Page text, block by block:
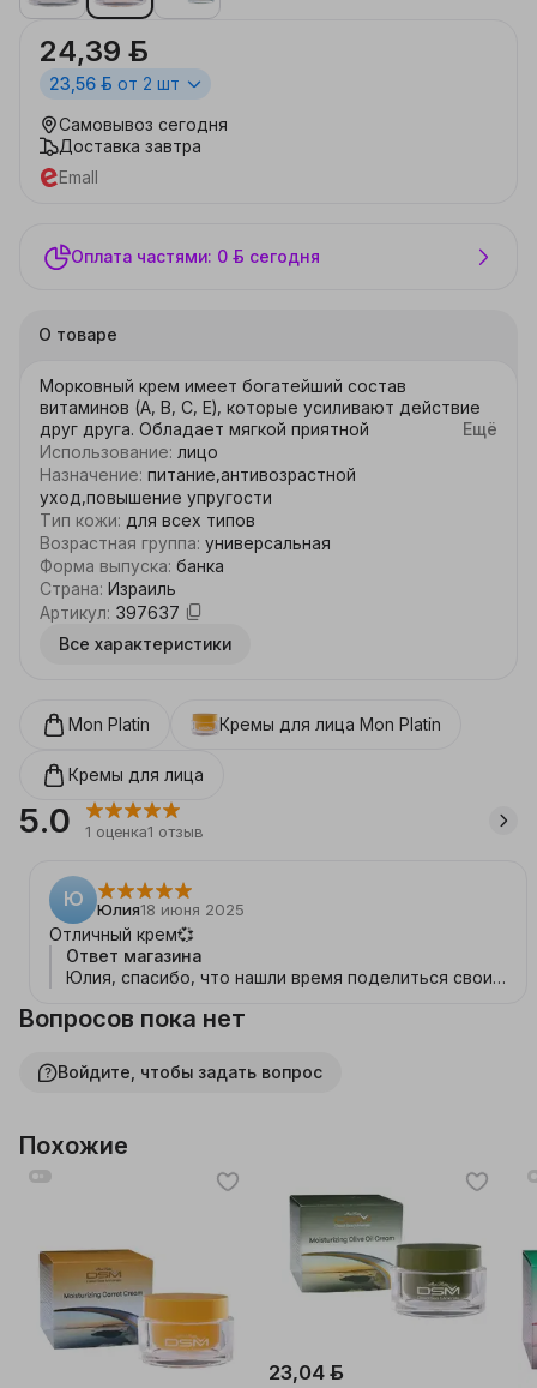
24,39 ƃ
23,56 ƃ от 2 шт
Самовывоз сегодня
Доставка завтра
Emall
Оплата частями: 0 ƃ сегодня
О товаре
Морковный крем имеет богатейший состав
витаминов (А, В, С, Е), которые усиливают действие
друг друга. Обладает мягкой приятной
консистенцией и нежной отдушкой. Крем насыщен
Минералами и солью Мертвого моря, что
благоприятно влияет на питание кожи и обладает
омолаживающим и регенерирующим эффектом.
Витамины Е, А, С укрепляют мембраны клеток,
существенно замедляет процесс старения кожи,
стимулирует кожное дыхание и кровообращение,
повышают упругость и иммунитет кожи. Масло
моркови оказывает противовоспалительное,
смягчающее, дезинфицирующее и питательное
применения.
Ещё
Использование: лицо
Назначение: питание,антивозрастной
уход,повышение упругости
Тип кожи: для всех типов
Возрастная группа: универсальная
Форма выпуска: банка
Страна: Израиль
Артикул: 397637
Все характеристики
Mon Platin Кремы для лица Mon Platin
Кремы для лица
5.0 1 оценка1 отзыв
Ю Юлия18 июня 2025
Отличный крем💞
Ответ магазина
Юлия, спасибо, что нашли время поделиться своим
Ваши ожидания.
Вопросов пока нет
Войдите, чтобы задать вопрос
Похожие
23,04 ƃ